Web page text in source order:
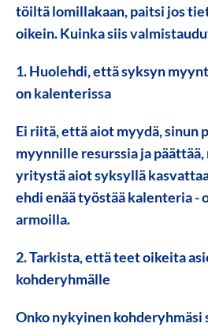
töiltä lomillakaan, paitsi jos
oikein. Kuinka siis
1. Huolehdi, että syksyn
on kalenterissa
Ei riitä, että aiot myydä, sinun
myynnille resurssia ja
yritystä aiot syksyllä
ehdi enää työstää kalenteria -
armoilla.
2. Tarkista, että teet oikeita
kohderyhmälle
Onko nykyinen kohderyhmäsi